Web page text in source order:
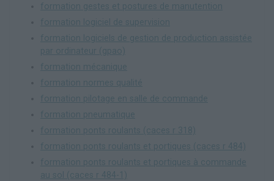
formation gestes et postures de manutention
formation logiciel de supervision
formation logiciels de gestion de production assistée
par ordinateur (gpao)
formation mécanique
formation normes qualité
formation pilotage en salle de commande
formation pneumatique
formation ponts roulants (caces r 318)
formation ponts roulants et portiques (caces r 484)
formation ponts roulants et portiques à commande
au sol (caces r 484-1)